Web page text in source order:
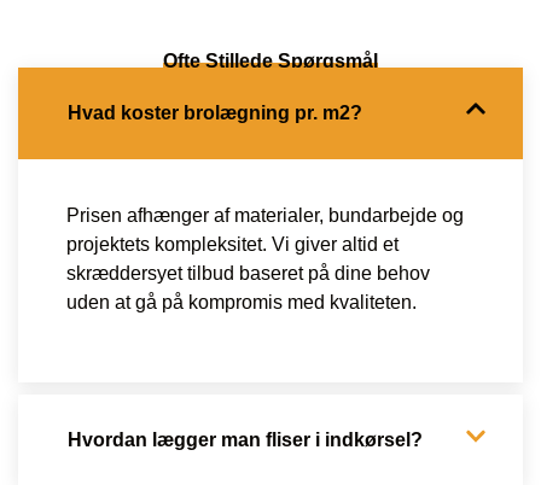
Ofte Stillede Spørgsmål
Hvad koster brolægning pr. m2?
Prisen afhænger af materialer, bundarbejde og
projektets kompleksitet. Vi giver altid et
skræddersyet tilbud baseret på dine behov
uden at gå på kompromis med kvaliteten.
Hvordan lægger man fliser i indkørsel?